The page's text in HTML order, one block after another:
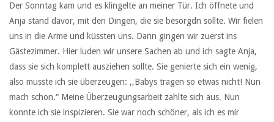
Der Sonntag kam und es klingelte an meiner Tür. Ich öffnete und
Anja stand davor, mit den Dingen, die sie besorgdn sollte. Wir fielen
uns in die Arme und küssten uns. Dann gingen wir zuerst ins
Gästezimmer. Hier luden wir unsere Sachen ab und ich sagte Anja,
dass sie sich komplett ausziehen sollte. Sie genierte sich ein wenig,
also musste ich sie überzeugen: ,,Babys tragen so etwas nicht! Nun
mach schon.“ Meine Überzeugungsarbeit zahlte sich aus. Nun
konnte ich sie inspizieren. Sie war noch schöner, als ich es mir